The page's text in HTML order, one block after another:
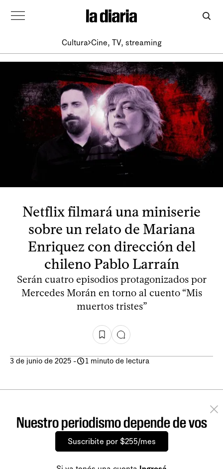
Cultura Cine, TV, streaming
Netflix filmará una miniserie
sobre un relato de Mariana
Enriquez con dirección del
chileno Pablo Larraín
Serán cuatro episodios protagonizados por
Mercedes Morán en torno al cuento “Mis
muertos tristes”
3 de junio de 2025 - 1 minuto de lectura
Nuestro periodismo depende de vos
Suscribite por $255/mes